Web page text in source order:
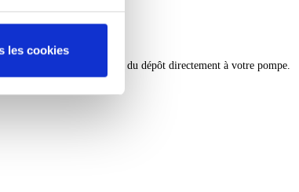
les cookies
de la raffinerie ou du dépôt directement à votre pompe.